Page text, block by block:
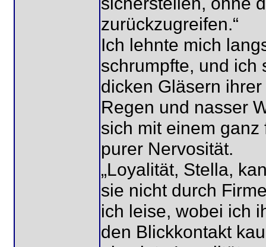
zurückzugreifen.“
Ich lehnte mich
schrumpfte, und ich
dicken Gläsern
Regen und nasser
sich mit einem
purer Nervosität.
„Loyalität, Stella,
sie nicht durch
ich leise, wobei ich
den Blickkontakt